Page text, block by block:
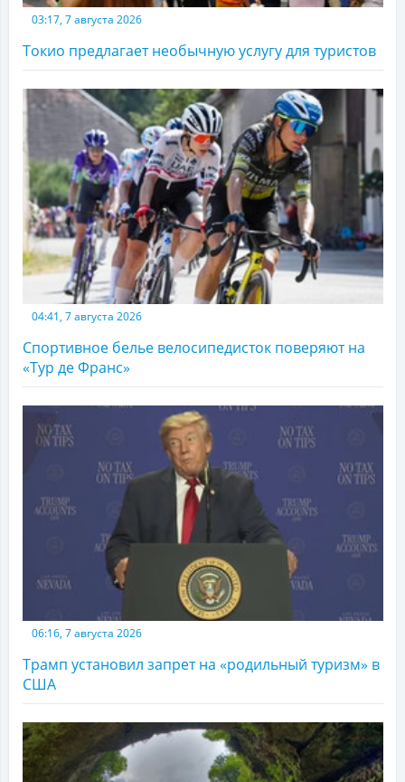
03:17, 7 августа 2026
Токио предлагает необычную услугу для туристов
04:41, 7 августа 2026
Спортивное белье велосипедисток поверяют на
«Тур де Франс»
06:16, 7 августа 2026
Трамп установил запрет на «родильный туризм» в
США